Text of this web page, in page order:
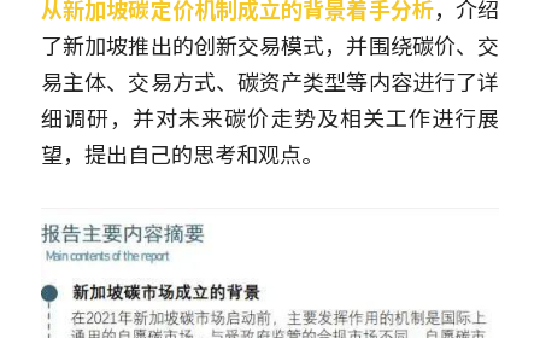
从新加坡碳定价机制成立的背景着手分析，介绍
了新加坡推出的创新交易模式，并围绕碳价、交
易主体、交易方式、碳资产类型等内容进行了详
细调研，并对未来碳价走势及相关工作进行展
望，提出自己的思考和观点。